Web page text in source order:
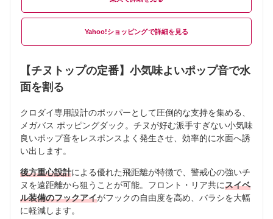
Yahoo!ショッピング
【チヌトップの定番】小気味よいポップ音で水
面を割る
クロダイ専用設計のポッパーとして圧倒的な支持を集める、
メガバス ポッピングダック。チヌが好む派手すぎない小気味
良いポップ音をレスポンスよく発生させ、効率的に水面へ誘
い出します。
後方重心設計による優れた飛距離が特徴で、警戒心の強いチ
ヌを遠距離から狙うことが可能。フロント・リア共にスイベ
ル装備のフックアイがフックの自由度を高め、バラシを大幅
に軽減します。